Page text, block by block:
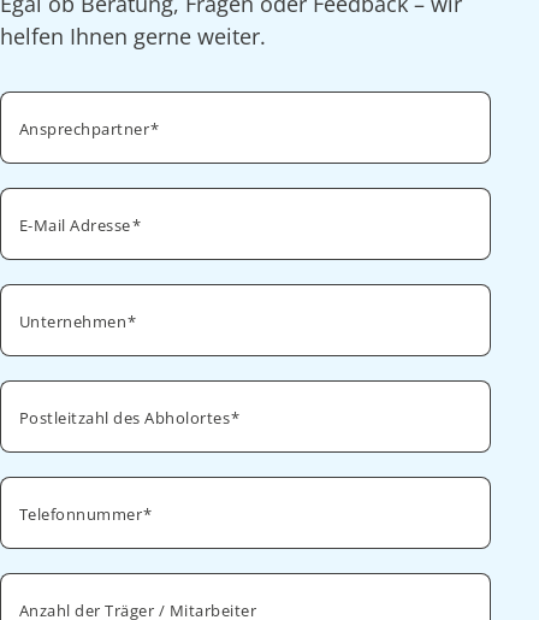
helfen Ihnen gerne weiter.
Ansprechpartner
E-Mail Adresse
Unternehmen
Postleitzahl des Abholortes
Telefonnummer
Anzahl der Träger / Mitarbeiter